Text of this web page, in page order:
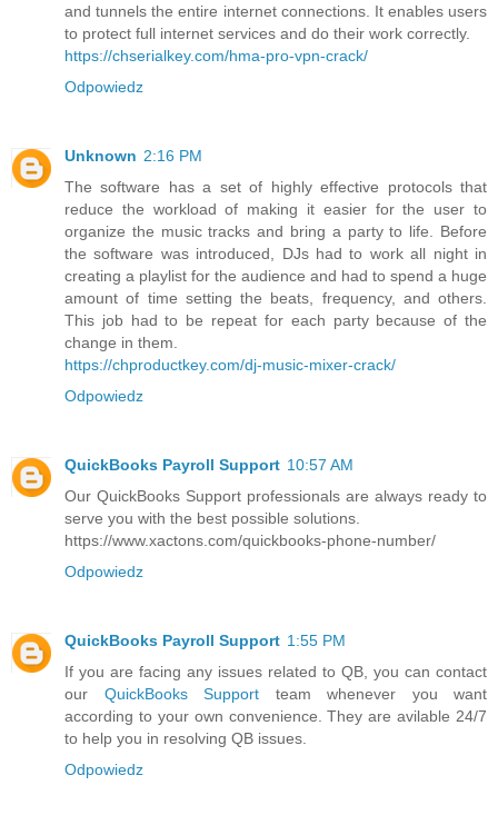
and tunnels the entire internet connections. It enables users
to protect full internet services and do their work correctly.
https://chserialkey.com/hma-pro-vpn-crack/
Odpowiedz
Unknown 2:16 PM
The software has a set of highly effective protocols that
reduce the workload of making it easier for the user to
organize the music tracks and bring a party to life. Before
the software was introduced, DJs had to work all night in
creating a playlist for the audience and had to spend a huge
amount of time setting the beats, frequency, and others.
This job had to be repeat for each party because of the
change in them.
https://chproductkey.com/dj-music-mixer-crack/
Odpowiedz
QuickBooks Payroll Support 10:57 AM
Our QuickBooks Support professionals are always ready to
serve you with the best possible solutions.
https://www.xactons.com/quickbooks-phone-number/
Odpowiedz
QuickBooks Payroll Support 1:55 PM
If you are facing any issues related to QB, you can contact
our QuickBooks Support team whenever you want
according to your own convenience. They are avilable 24/7
to help you in resolving QB issues.
Odpowiedz